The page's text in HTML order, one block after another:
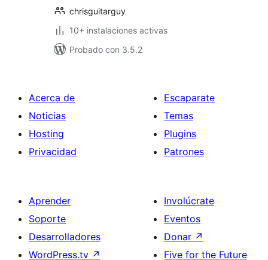
chrisguitarguy
10+ instalaciones activas
Probado con 3.5.2
Acerca de
Noticias
Hosting
Privacidad
Escaparate
Temas
Plugins
Patrones
Aprender
Soporte
Desarrolladores
WordPress.tv ↗
Involúcrate
Eventos
Donar ↗
Five for the Future